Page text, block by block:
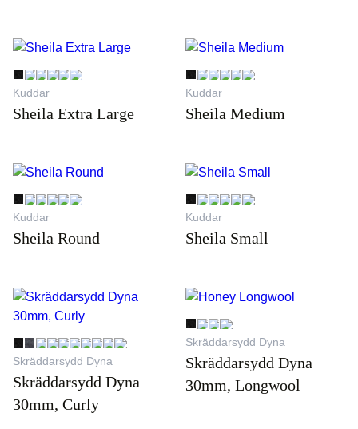
Kuddar
Sheila Extra Large
Kuddar
Sheila Medium
Kuddar
Sheila Round
Kuddar
Sheila Small
Skräddarsydd Dyna
Skräddarsydd Dyna
30mm, Curly
Skräddarsydd Dyna
Skräddarsydd Dyna
30mm, Longwool